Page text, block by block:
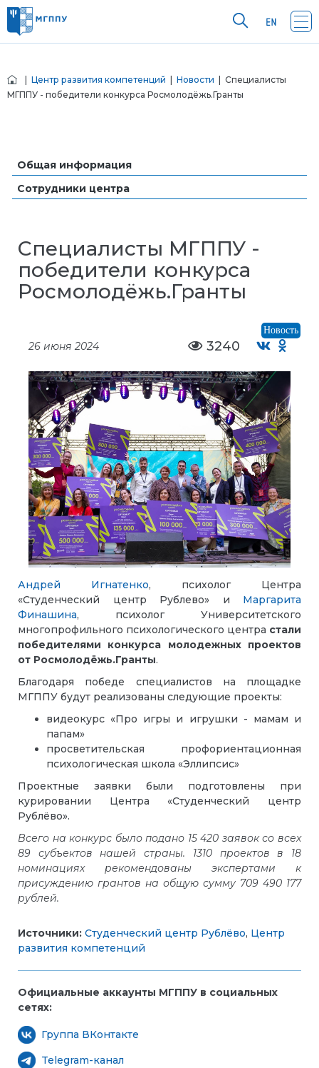
Центр развития компетенций Новости | Специалисты
МГППУ - победители конкурса Росмолодёжь.Гранты
Общая информация
Сотрудники центра
Специалисты МГППУ -
победители конкурса
Росмолодёжь.Гранты
Новость
26 июня 2024 3240
Андрей Игнатенко, психолог Центра
«Студенческий центр Рублево» и Маргарита
Финашина, психолог Университетского
многопрофильного психологического центра стали
победителями конкурса молодежных проектов
от Росмолодёжь.Гранты.
Благодаря победе специалистов на площадке
МГППУ будут реализованы следующие проекты:
видеокурс «Про игры и игрушки - мамам и
папам»
просветительская профориентационная
психологическая школа «Эллипсис»
Проектные заявки были подготовлены при
курировании Центра «Студенческий центр
Рублёво».
Всего на конкурс было подано 15 420 заявок со всех
89 субъектов нашей страны. 1310 проектов в 18
номинациях рекомендованы экспертами к
присуждению грантов на общую сумму 709 490 177
рублей.
Источники: Студенческий центр Рублёво, Центр
развития компетенций
Официальные аккаунты МГППУ в социальных
сетях:
Группа ВКонтакте
Telegram-канал